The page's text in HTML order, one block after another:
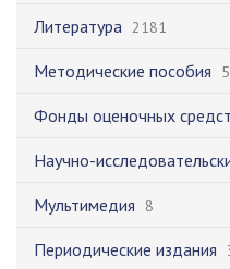
Литература 2181
Методические пособия
Фонды оценочных
Научно-
Мультимедия 8
Периодические издания